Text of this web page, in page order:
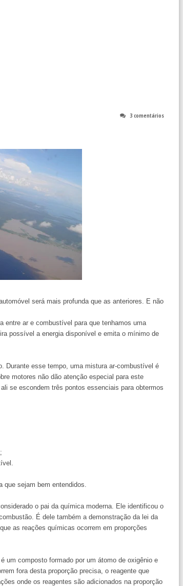
3 comentários
será mais profunda que as anteriores. E não
entre ar e combustível para que tenhamos uma
possível a energia disponível e emita o mínimo de
Durante esse tempo, uma mistura ar-combustível é
motores não dão atenção especial para este
se escondem três pontos essenciais para obtermos
que sejam bem entendidos.
o pai da química moderna. Ele identificou o
É dele também a demonstração da lei da
as reações químicas ocorrem em proporções
um composto formado por um átomo de oxigênio e
fora desta proporção precisa, o reagente que
onde os reagentes são adicionados na proporção